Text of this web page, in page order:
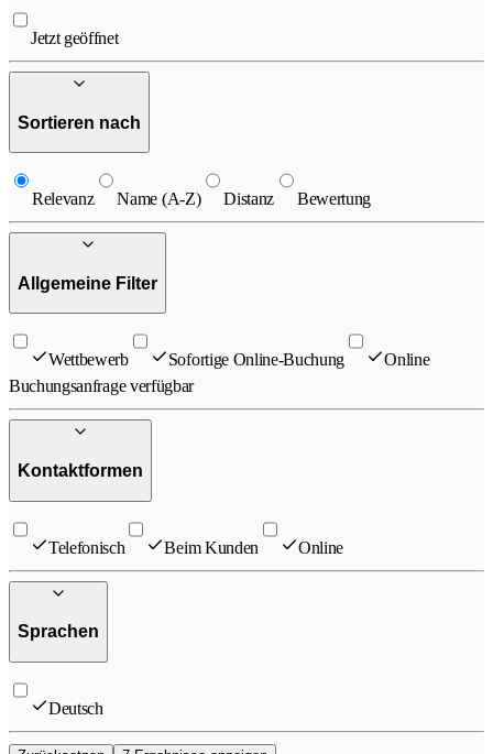
Jetzt geöffnet
Sortieren nach
Relevanz Name (A-Z) Distanz Bewertung
Allgemeine Filter
Wettbewerb Sofortige Online-Buchung
Online
Buchungsanfrage verfügbar
Kontaktformen
Telefonisch Beim Kunden Online
Sprachen
Deutsch